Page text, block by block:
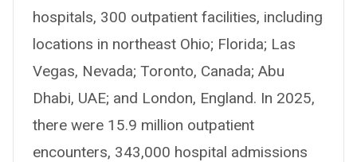
hospitals, 300 outpatient facilities, including
locations in northeast Ohio; Florida; Las
Vegas, Nevada; Toronto, Canada; Abu
Dhabi, UAE; and London, England. In 2025,
there were 15.9 million outpatient
encounters, 343,000 hospital admissions